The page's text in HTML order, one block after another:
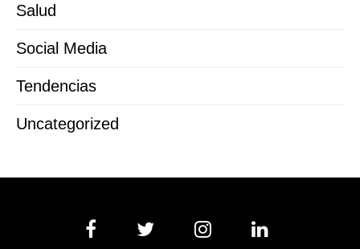
Salud
Social Media
Tendencias
Uncategorized